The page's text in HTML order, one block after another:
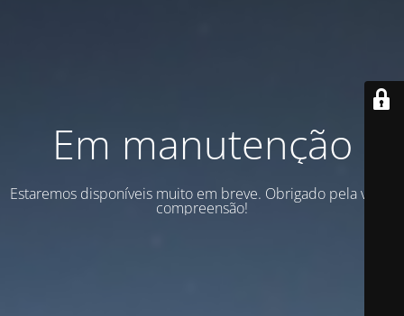
Em manutenção
Estaremos disponíveis muito em breve. Obrigado pela vossa
compreensão!